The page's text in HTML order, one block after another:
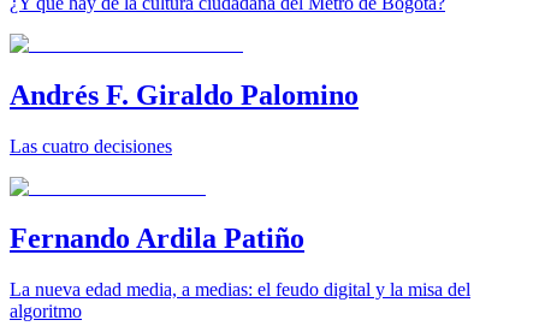
Andrés F. Giraldo Palomino
Las cuatro decisiones
Fernando Ardila Patiño
La nueva edad media, a medias: el feudo digital y la misa del
algoritmo